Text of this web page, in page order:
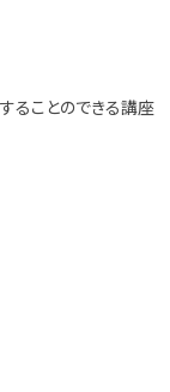
ることのできる講座